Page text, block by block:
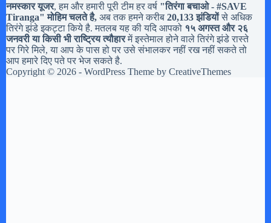
नमस्कार यूजर, हम और हमारी पूरी टीम हर वर्ष "तिरंगा बचाओ - #SAVE
Tiranga" मोहिम चलते है, अब तक हमने करीब 20,133 झंडियोंसे अधिक
तिरंगे झंडे इकट्टा किये है. मतलब यह की यदि आपको १५ अगस्त और २६
जनवरी या किसी भी राष्ट्रिय त्यौहारमें इस्तेमाल होने वाले तिरंगे झंडे रास्ते
पर गिरे मिले, या आप के पास हो पर उसे संभालकर नहीं रख नहीं सकते तो
आप हमारे दिए पते पर भेज सकते है.
Copyright © 2026 - WordPress Theme by CreativeThemes